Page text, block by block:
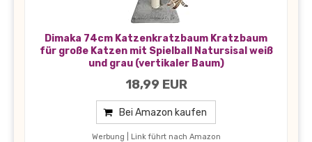
Dimaka 74cm Katzenkratzbaum Kratzbaum
für große Katzen mit Spielball Natursisal weiß
und grau (vertikaler Baum)
18,99 EUR
Bei Amazon kaufen
Werbung | Link führt nach Amazon